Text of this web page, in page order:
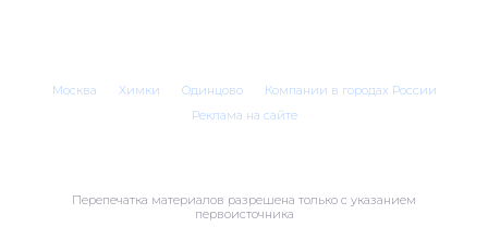
Москва Химки Одинцово
Компании в городах России
Реклама на сайте
Перепечатка материалов разрешена только с указанием
первоисточника